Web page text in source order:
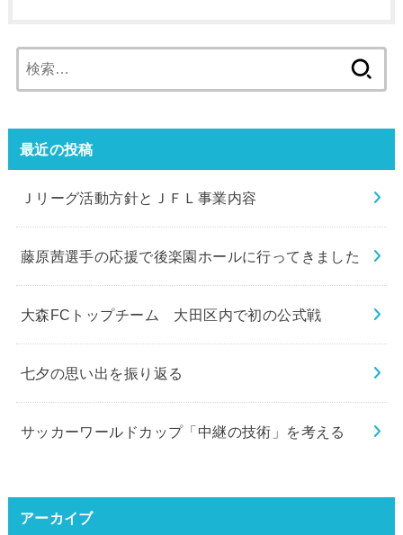
索:
最近の投稿
Ｊリーグ活動方針とＪＦＬ事業内容
藤原茜選手の応援で後楽園ホールに行ってきました
大森FCトップチーム 大田区内で初の公式戦
七夕の思い出を振り返る
サッカーワールドカップ「中継の技術」を考える
アーカイブ